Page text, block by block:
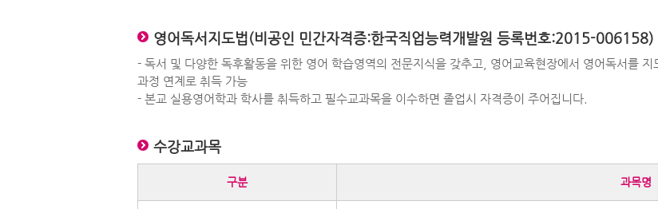
영어독서지도법(비공인 민간자격증:한국직업능력개발원 등록번호:2015-006158)
- 독서 및 다양한 독후활동을 위한 영어 학습영역의 전문지식을 갖추고, 영어교육현장에서 영어독서를
과정 연계로 취득 가능
- 본교 실용영어학과 학사를 취득하고 필수교과목을 이수하면 졸업시 자격증이 주어집니다.
수강교과목
구분 과목명